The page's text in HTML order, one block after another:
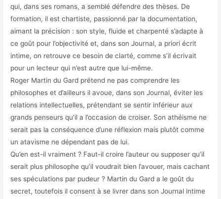
qui, dans ses romans, a semblé défendre des thèses. De
formation, il est chartiste, passionné par la documentation,
aimant la précision : son style, fluide et charpenté s’adapte à
ce goût pour l’objectivité et, dans son Journal, a priori écrit
intime, on retrouve ce besoin de clarté, comme s’il écrivait
pour un lecteur qui n’est autre que lui-même.
Roger Martin du Gard prétend ne pas comprendre les
philosophes et d’ailleurs il avoue, dans son Journal, éviter les
relations intellectuelles, prétendant se sentir inférieur aux
grands penseurs qu’il a l’occasion de croiser. Son athéisme ne
serait pas la conséquence d’une réflexion mais plutôt comme
un atavisme ne dépendant pas de lui.
Qu’en est-il vraiment ? Faut-il croire l’auteur ou supposer qu’il
serait plus philosophe qu’il voudrait bien l’avouer, mais cachant
ses spéculations par pudeur ? Martin du Gard a le goût du
secret, toutefois il consent à se livrer dans son Journal intime